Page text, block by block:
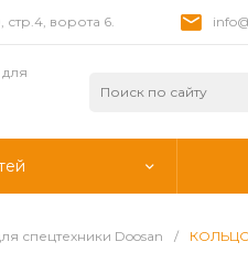
стр.4, ворота 6.
спецтехники Doosan /